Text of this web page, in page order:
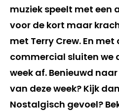
muziek speelt met een
voor de kort maar
met Terry Crew. En met
commercial sluiten we
week af. Benieuwd
van deze week? Kijk dan
Nostalgisch gevoel?